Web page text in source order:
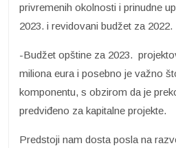
privremenih okolnosti i prinudne
2023. i revidovani budžet za 2022.
-Budžet opštine za 2023.
miliona eura i posebno je važno
komponentu, s obzirom da je
predviđeno za kapitalne projekte.
Predstoji nam dosta posla na